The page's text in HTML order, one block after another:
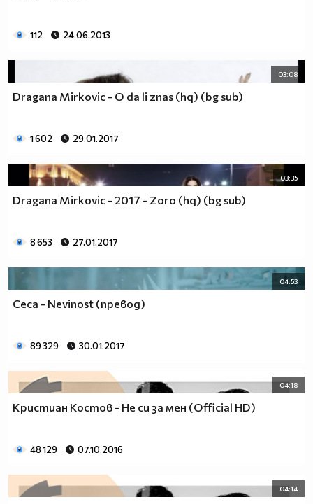
112 24.06.2013
03:08
Dragana Mirkovic - O da li znas (hq) (bg sub)
1 602 29.01.2017
03:35
Dragana Mirkovic - 2017 - Zoro (hq) (bg sub)
8 653 27.01.2017
04:53
Ceca - Nevinost (превод)
89 329 30.01.2017
04:18
Кристиан Костов - Не си за мен (Official HD)
48 129 07.10.2016
04:14